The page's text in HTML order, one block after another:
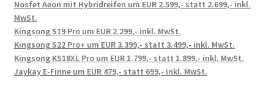
Nosfet Aeon mit Hybridreifen um EUR 2.599,- statt 2.699,- inkl.
MwSt.
Kingsong S19 Pro um EUR 2.299,- inkl. MwSt.
Kingsong S22 Pro+ um EUR 3.399,- statt 3.499,- inkl. MwSt.
Kingsong KS18XL Pro um EUR 1.799,- statt 1.899,- inkl. MwSt.
Jaykay E-Finne um EUR 479,- statt 699,- inkl. MwSt.